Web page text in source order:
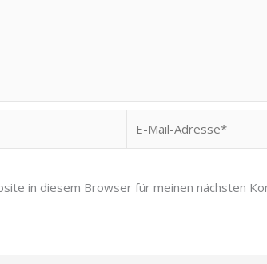
Mail-
in diesem Browser für meinen nächsten